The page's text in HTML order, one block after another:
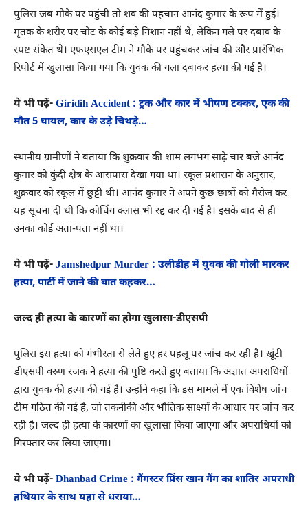
पुलिस जब मौके पर पहुंची तो शव की पहचान आनंद कुमार के रूप में हुई।
मृतक के शरीर पर चोट के कोई बड़े निशान नहीं थे, लेकिन गले पर दबाव के
स्पष्ट संकेत थे। एफएसएल टीम ने मौके पर पहुंचकर जांच की और प्रारंभिक
रिपोर्ट में खुलासा किया गया कि युवक की गला दबाकर हत्या की गई है।
ये भी पढ़ें- Giridih Accident : ट्रक और कार में भीषण टक्कर, एक की
मौत 5 घायल, कार के उड़े चिथड़े…
स्थानीय ग्रामीणों ने बताया कि शुक्रवार की शाम लगभग साढ़े चार बजे आनंद
कुमार को कुंदी क्षेत्र के आसपास देखा गया था। स्कूल प्रशासन के अनुसार,
शुक्रवार को स्कूल में छुट्टी थी। आनंद कुमार ने अपने कुछ छात्रों को मैसेज कर
यह सूचना दी थी कि कोचिंग क्लास भी रद्द कर दी गई है। इसके बाद से ही
उनका कोई अता-पता नहीं था।
ये भी पढ़ें- Jamshedpur Murder : उलीडीह में युवक की गोली मारकर
हत्या, पार्टी में जाने की बात कहकर…
जल्द ही हत्या के कारणों का होगा खुलासा-डीएसपी
पुलिस इस हत्या को गंभीरता से लेते हुए हर पहलू पर जांच कर रही है। खूंटी
डीएसपी वरुण रजक ने हत्या की पुष्टि करते हुए बताया कि अज्ञात अपराधियों
द्वारा युवक की हत्या की गई है। उन्होंने कहा कि इस मामले में एक विशेष जांच
टीम गठित की गई है, जो तकनीकी और भौतिक साक्ष्यों के आधार पर जांच कर
रही है। जल्द ही हत्या के कारणों का खुलासा किया जाएगा और अपराधियों को
गिरफ्तार कर लिया जाएगा।
ये भी पढ़ें- Dhanbad Crime : गैंगस्टर प्रिंस खान गैंग का शातिर अपराधी
हथियार के साथ यहां से धराया…